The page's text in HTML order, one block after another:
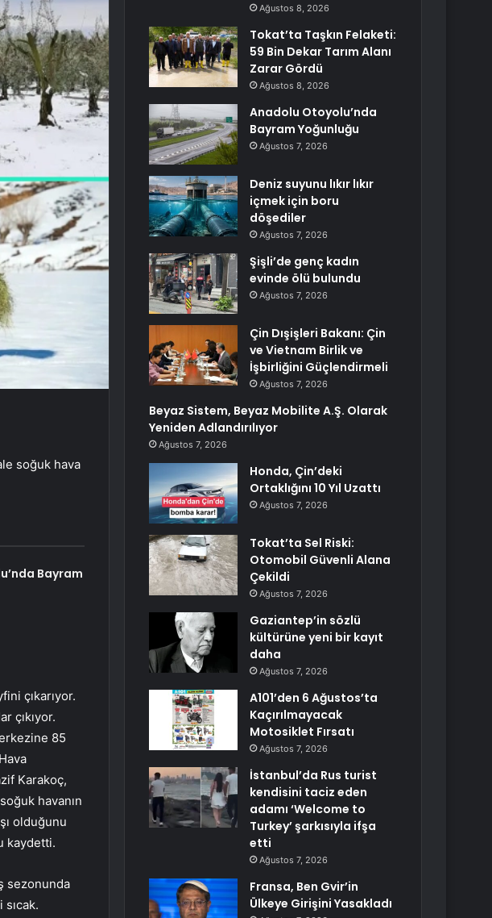
soğuk hava
Bayram
çıkarıyor.
çıkıyor.
85
Karakoç,
havanın
olduğunu
kaydetti.
sezonunda
Ağustos 8, 2026
Tokat’ta Taşkın Felaketi:
59 Bin Dekar Tarım Alanı
Zarar Gördü
Ağustos 8, 2026
Anadolu Otoyolu’nda
Bayram Yoğunluğu
Ağustos 7, 2026
Deniz suyunu lıkır lıkır
içmek için boru
döşediler
Ağustos 7, 2026
Şişli’de genç kadın
evinde ölü bulundu
Ağustos 7, 2026
Çin Dışişleri Bakanı: Çin
ve Vietnam Birlik ve
İşbirliğini Güçlendirmeli
Ağustos 7, 2026
Beyaz Sistem, Beyaz Mobilite A.Ş. Olarak
Yeniden Adlandırılıyor
Ağustos 7, 2026
Honda, Çin’deki
Ortaklığını 10 Yıl Uzattı
Ağustos 7, 2026
Tokat’ta Sel Riski:
Otomobil Güvenli Alana
Çekildi
Ağustos 7, 2026
Gaziantep’in sözlü
kültürüne yeni bir kayıt
daha
Ağustos 7, 2026
A101’den 6 Ağustos’ta
Kaçırılmayacak
Motosiklet Fırsatı
Ağustos 7, 2026
İstanbul’da Rus turist
kendisini taciz eden
adamı ‘Welcome to
Turkey’ şarkısıyla ifşa
etti
Ağustos 7, 2026
Fransa, Ben Gvir’in
Ülkeye Girişini Yasakladı